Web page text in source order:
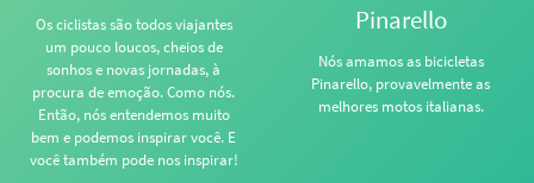
Os ciclistas são todos viajantes
um pouco loucos, cheios de
sonhos e novas jornadas, à
procura de emoção. Como nós.
Então, nós entendemos muito
bem e podemos inspirar você. E
você também pode nos inspirar!
Pinarello
Nós amamos as bicicletas
Pinarello, provavelmente as
melhores motos italianas.